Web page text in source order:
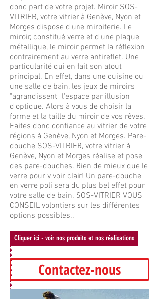
donc part de votre projet. Miroir SOS-
VITRIER, votre vitrier à Genève, Nyon et
Morges dispose d'une miroiterie. Le
miroir, constitué verre et d'une plaque
métallique, le miroir permet la réflexion
contrairement au verre antireflet. Une
particularité qui en fait son atout
principal. En effet, dans une cuisine ou
une salle de bain, les jeux de miroirs
"agrandissent" l'espace par illusion
d'optique. Alors à vous de choisir la
forme et la taille du miroir de vos rêves.
Faites donc confiance au vitrier de votre
régions à Genève, Nyon et Morges. Pare-
douche SOS-VITRIER, votre vitrier à
Genève, Nyon et Morges réalise et pose
des pare-douches. Rien de mieux que le
verre pour y voir clair! Un pare-douche
en verre poli sera du plus bel effet pour
votre salle de bain. SOS-VITRIER VOUS
CONSEIL volontiers sur les différentes
options possibles..
Cliquer ici - voir nos produits et nos réalisations
Contactez-nous